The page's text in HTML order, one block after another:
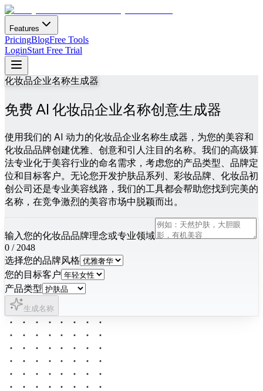
Features
PricingBlogFree Tools
LoginStart Free Trial
化妆品企业名称生成器
免费 AI 化妆品企业名称创意生成器
使用我们的 AI 动力的化妆品企业名称生成器，为您的美容和
化妆品品牌创建优雅、创意和引人注目的名称。我们的高级算
法专业化于美容行业的命名需求，考虑您的产品类型、品牌定
位和目标客户。无论您开发护肤品系列、彩妆品牌、化妆品初
创公司还是专业美容线路，我们的工具都会帮助您找到完美的
名称，在竞争激烈的美容市场中脱颖而出。
输入您的化妆品品牌理念或专业领域
0 / 2048
选择您的品牌风格
您的目标客户
产品类型
生成名称